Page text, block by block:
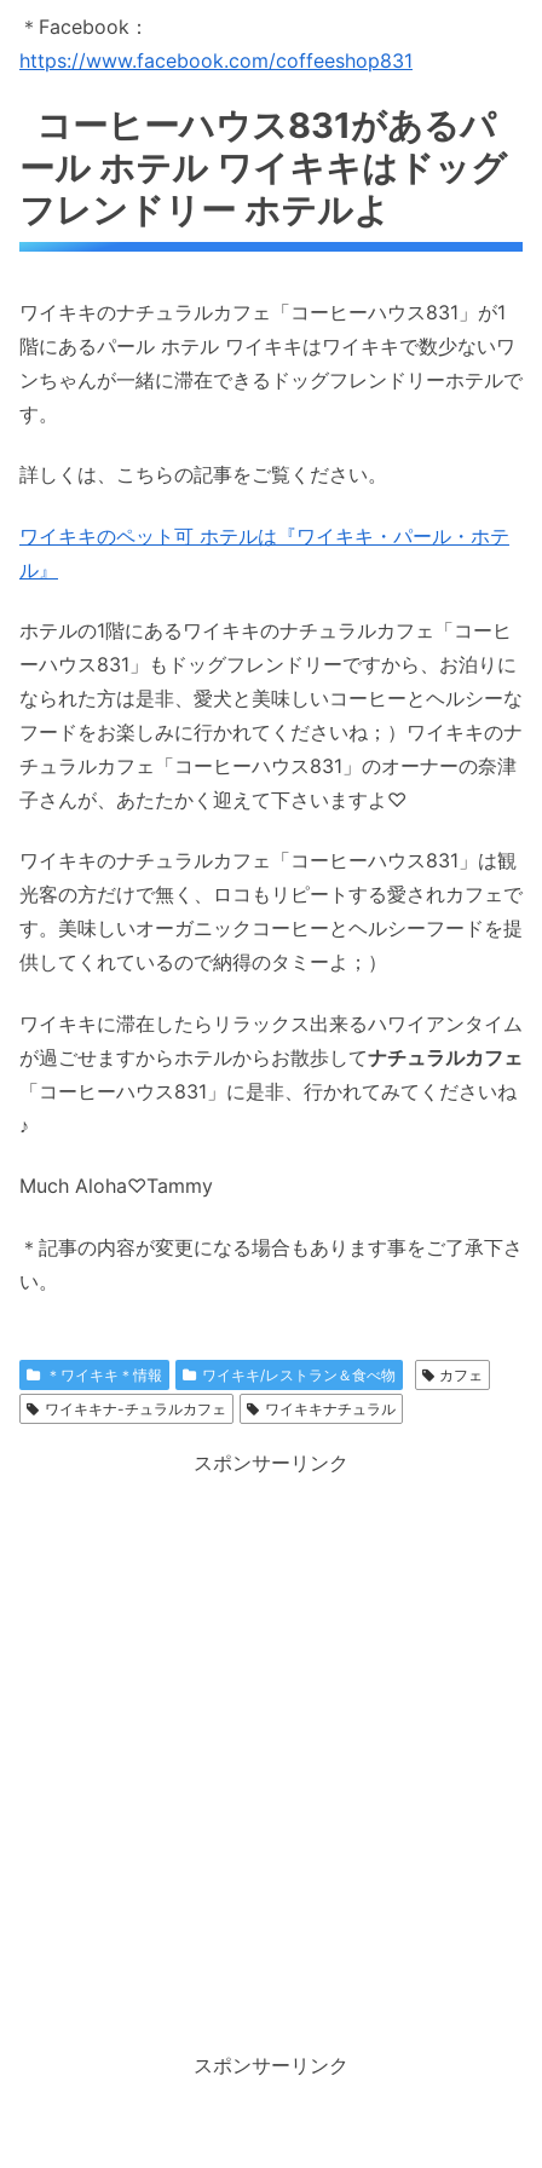
＊Facebook：
https://www.facebook.com/coffeeshop831
コーヒーハウス831があるパ
ール ホテル ワイキキはドッグ
フレンドリー ホテルよ
ワイキキのナチュラルカフェ「コーヒーハウス831」が1
階にあるパール ホテル ワイキキはワイキキで数少ないワ
ンちゃんが一緒に滞在できるドッグフレンドリーホテルで
す。
詳しくは、こちらの記事をご覧ください。
ワイキキのペット可 ホテルは『ワイキキ・パール・ホテ
ル』
ホテルの1階にあるワイキキのナチュラルカフェ「コーヒ
ーハウス831」もドッグフレンドリーですから、お泊りに
なられた方は是非、愛犬と美味しいコーヒーとヘルシーな
フードをお楽しみに行かれてくださいね；）ワイキキのナ
チュラルカフェ「コーヒーハウス831」のオーナーの奈津
子さんが、あたたかく迎えて下さいますよ♡
ワイキキのナチュラルカフェ「コーヒーハウス831」は観
光客の方だけで無く、ロコもリピートする愛されカフェで
す。美味しいオーガニックコーヒーとヘルシーフードを提
供してくれているので納得のタミーよ；）
ワイキキに滞在したらリラックス出来るハワイアンタイム
が過ごせますからホテルからお散歩してナチュラルカフェ
「コーヒーハウス831」に是非、行かれてみてくださいね
♪
Much Aloha♡Tammy
＊記事の内容が変更になる場合もあります事をご了承下さ
い。
＊ワイキキ＊情報 ワイキキ/レストラン＆食べ物
カフェ
ワイキキナ-チュラルカフェ
ワイキキナチュラル
スポンサーリンク
スポンサーリンク